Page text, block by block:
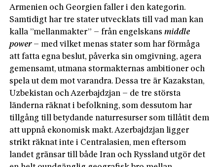
Armenien och Georgien faller i den kategorin.
Samtidigt har tre stater utvecklats till vad man kan
kalla ”mellanmakter” – från engelskansmiddle
power– med vilket menas stater som har förmåga
att fatta egna beslut, påverka sin omgivning, agera
gemensamt, utmana stormakternas ambitioner och
spela ut dem mot varandra. Dessa tre är Kazakstan,
Uzbekistan och Azerbajdzjan – de tre största
länderna räknat i befolkning, som dessutom har
tillgång till betydande naturresurser som tillåtit dem
att uppnå ekonomisk makt. Azerbajdzjan ligger
strikt räknat inte i Centralasien, men eftersom
landet gränsar till både Iran och Ryssland utgör det